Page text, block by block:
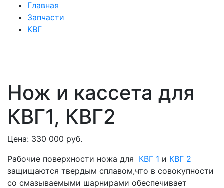
Главная
Запчасти
КВГ
Нож и кассета для
КВГ1, КВГ2
Цена: 330 000 руб.
Рабочие поверхности ножа для КВГ 1 и КВГ 2
защищаются твердым сплавом,что в совокупности
со смазываемыми шарнирами обеспечивает